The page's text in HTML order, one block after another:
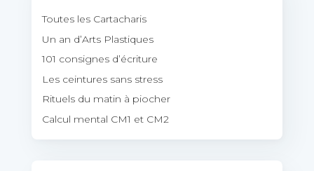
Toutes les Cartacharis
Un an d’Arts Plastiques
101 consignes d’écriture
Les ceintures sans stress
Rituels du matin à piocher
Calcul mental CM1 et CM2